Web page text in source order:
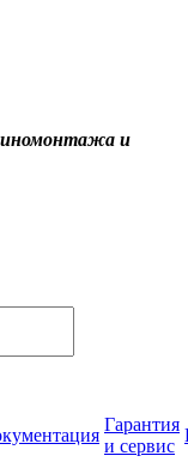
и
Гарантия
и сервис